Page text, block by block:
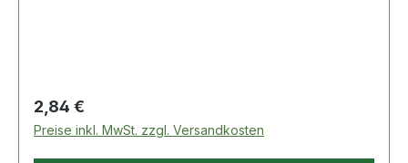
Regulärer Preis:
2,84 €
Preise inkl. MwSt. zzgl. Versandkosten